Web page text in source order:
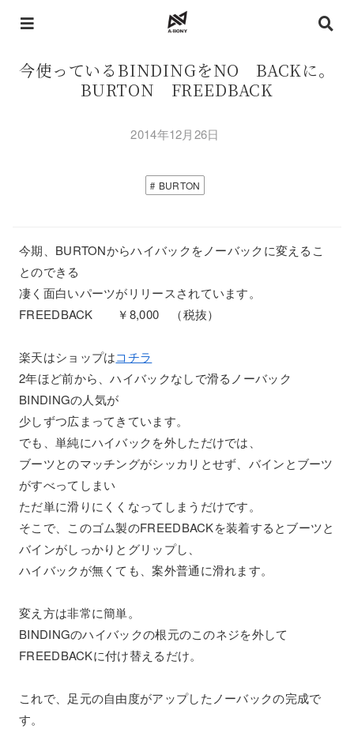
今使っているBINDINGをNO BACKに。
BURTON FREEDBACK
2014年12月26日
BURTON
今期、BURTONからハイバックをノーバックに変えるこ
とのできる
凄く面白いパーツがリリースされています。
FREEDBACK ￥8,000 （税抜）
楽天はショップはコチラ
2年ほど前から、ハイバックなしで滑るノーバック
BINDINGの人気が
少しずつ広まってきています。
でも、単純にハイバックを外しただけでは、
ブーツとのマッチングがシッカリとせず、バインとブーツ
がすべってしまい
ただ単に滑りにくくなってしまうだけです。
そこで、このゴム製のFREEDBACKを装着するとブーツと
バインがしっかりとグリップし、
ハイバックが無くても、案外普通に滑れます。
変え方は非常に簡単。
BINDINGのハイバックの根元のこのネジを外して
FREEDBACKに付け替えるだけ。
これで、足元の自由度がアップしたノーバックの完成で
す。